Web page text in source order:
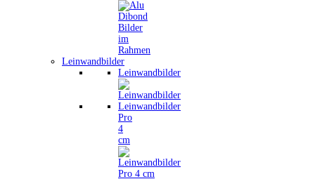
Leinwandbilder
Leinwandbilder
Leinwandbilder
Pro
4
cm